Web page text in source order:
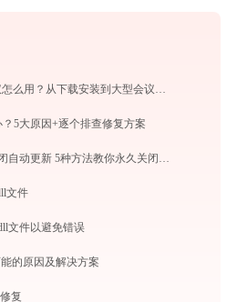
5大原因+逐个排查修复方案
文件
文件以避免错误
的原因及解决方案
复